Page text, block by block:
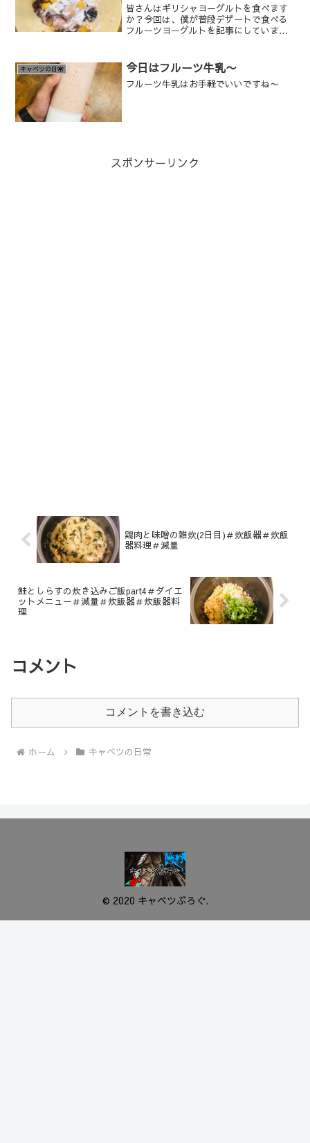
皆さんはギリシャヨーグルトを食べます
か？今回は、僕が普段デザートで食べる
フルーツヨーグルトを記事にしていま
キャベツの日常 今日はフルーツ牛乳〜
フルーツ牛乳はお手軽でいいですね〜
スポンサーリンク
鶏肉と味噌の雑炊(2日目)＃炊飯器＃炊飯
器料理＃減量
鮭としらすの炊き込みご飯part4＃ダイエ
ットメニュー＃減量＃炊飯器＃炊飯器料
理
コメント
コメントを書き込む
ホーム キャベツの日常
© 2020 キャベツぶろぐ.